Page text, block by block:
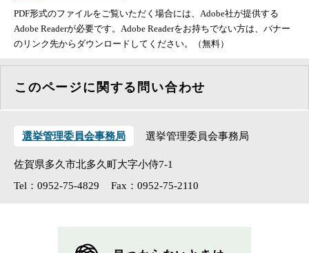
PDF形式のファイルをご覧いただく場合には、Adobe社が提供する
Adobe Readerが必要です。Adobe Readerをお持ちでない方は、バナー
のリンク先からダウンロードしてください。（無料）
このページに関する問い合わせ
選挙管理委員会事務局 選挙管理委員会事務局
佐賀県多久市北多久町大字小侍7-1
Tel：0952-75-4829
Fax：0952-75-2110